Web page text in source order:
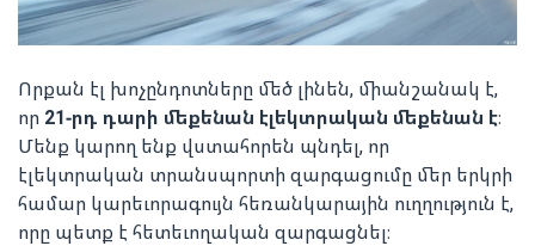
Որքան էլ խոչընդոտները մեծ լինեն, միանշանակ է,
որ 21-րդ դարի մեքենան էլեկտրական մեքենան է։
Մենք կարող ենք վստահորեն պնդել, որ
էլեկտրական տրանսպորտի զարգացումը մեր երկրի
համար կարեւորագույն հեռանկարային ուղղություն է,
որը պետք է հետեւողական զարգացնել։